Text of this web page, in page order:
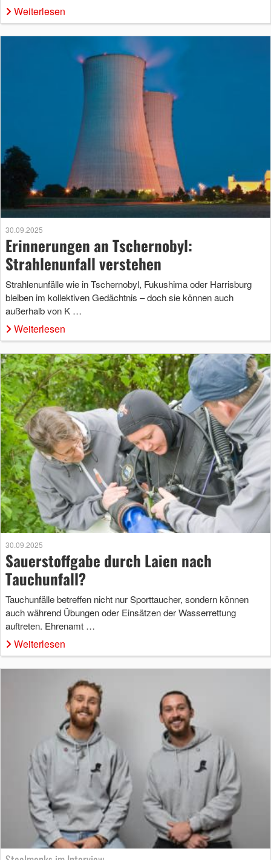
Weiterlesen
30.09.2025
Erinnerungen an Tschernobyl:
Strahlenunfall verstehen
Strahlenunfälle wie in Tschernobyl, Fukushima oder Harrisburg
bleiben im kollektiven Gedächtnis – doch sie können auch
außerhalb von K …
Weiterlesen
30.09.2025
Sauerstoffgabe durch Laien nach
Tauchunfall?
Tauchunfälle betreffen nicht nur Sporttaucher, sondern können
auch während Übungen oder Einsätzen der Wasserrettung
auftreten. Ehrenamt …
Weiterlesen